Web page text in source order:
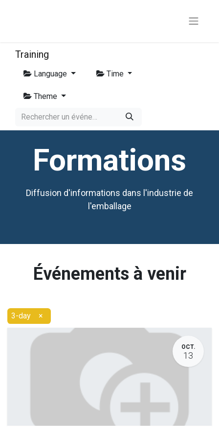
Training
Language Time
Theme
Formations
Diffusion d'informations dans l'industrie de
l'emballage
Événements à venir
3-day ×
OCT.
13